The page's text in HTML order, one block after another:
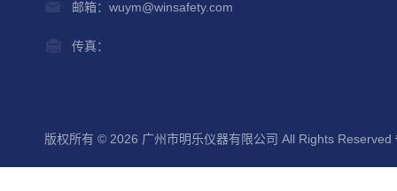
邮箱：wuym@winsafety.com
传真：
版权所有 © 2026 广州市明乐仪器有限公司 All Rights Reserved